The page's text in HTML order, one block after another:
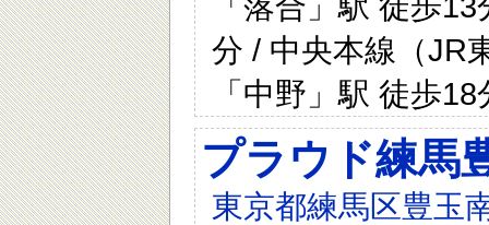
分 / 中央本線（JR
「中野」駅 徒歩18
プラウド練馬
東京都練馬区豊玉